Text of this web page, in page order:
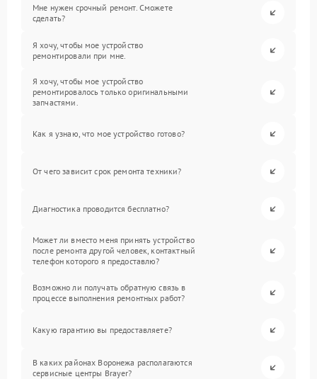
Мне нужен срочный ремонт. Сможете
сделать?
Я хочу, чтобы мое устройство
ремонтировали при мне.
Я хочу, чтобы мое устройство
ремонтировалось только оригинальными
запчастями.
Как я узнаю, что мое устройство готово?
От чего зависит срок ремонта техники?
Диагностика проводится бесплатно?
Может ли вместо меня принять устройство
после ремонта другой человек, контактный
телефон которого я предоставлю?
Возможно ли получать обратную связь в
процессе выполнения ремонтных работ?
Какую гарантию вы предоставляете?
В каких районах Воронежа располагаются
сервисные центры Brayer?